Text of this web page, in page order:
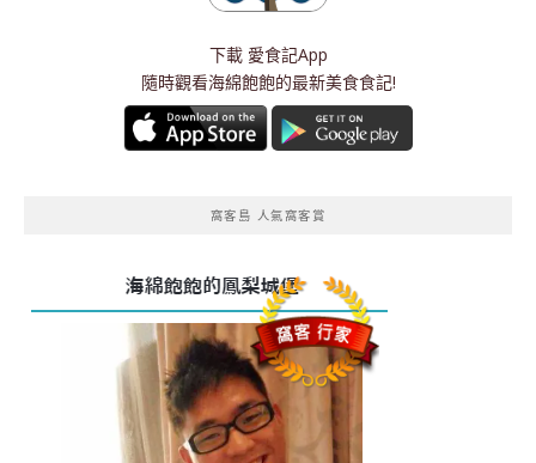
下載 愛食記App
隨時觀看海綿飽飽的最新美食食記!
窩客島 人氣窩客賞